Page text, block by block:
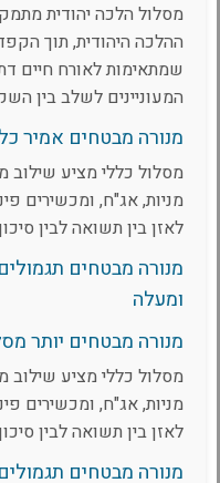
מסלול הלכה יהודית
ההלכה היהודית, תוך
שמתאימות לאורח חיים
המעוניינים לשלב בין
מנורה מבטחים אמיר
מסלול כללי מציע שילוב
מניות, אג"ח, ומכשירים
לאזן בין תשואה לבין
ומעלה
מנורה מבטחים יותר
מסלול כללי מציע שילוב
מניות, אג"ח, ומכשירים
לאזן בין תשואה לבין
מנורה מבטחים